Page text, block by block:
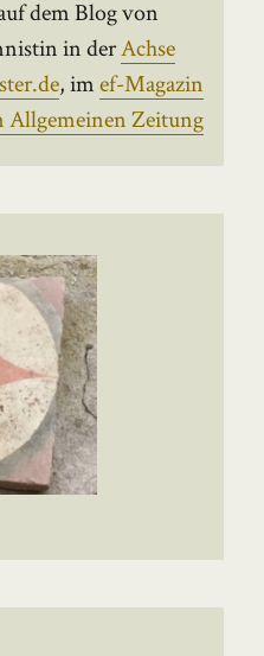
dem Blog von
in derAchse
, imef-Magazin
Allgemeinen Zeitung